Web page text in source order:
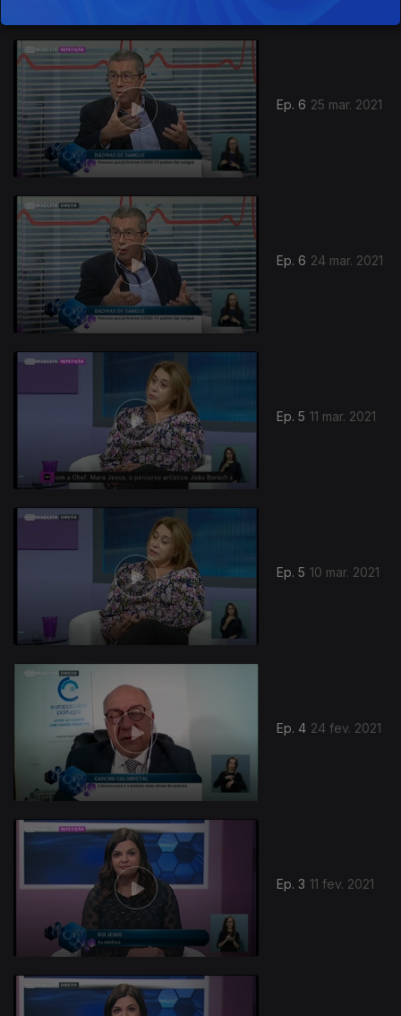
Ep. 6 25 mar. 2021
Ep. 6 24 mar. 2021
Ep. 5 11 mar. 2021
Ep. 5 10 mar. 2021
Ep. 4 24 fev. 2021
Ep. 3 11 fev. 2021
524104